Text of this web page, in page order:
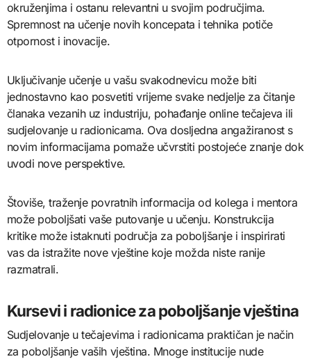
okruženjima i ostanu relevantni u svojim područjima.
Spremnost na učenje novih koncepata i tehnika potiče
otpornost i inovacije.
Uključivanje učenje u vašu svakodnevicu može biti
jednostavno kao posvetiti vrijeme svake nedjelje za čitanje
članaka vezanih uz industriju, pohađanje online tečajeva ili
sudjelovanje u radionicama. Ova dosljedna angažiranost s
novim informacijama pomaže učvrstiti postojeće znanje dok
uvodi nove perspektive.
Štoviše, traženje povratnih informacija od kolega i mentora
može poboljšati vaše putovanje u učenju. Konstrukcija
kritike može istaknuti područja za poboljšanje i inspirirati
vas da istražite nove vještine koje možda niste ranije
razmatrali.
Kursevi i radionice za poboljšanje vještina
Sudjelovanje u tečajevima i radionicama praktičan je način
za poboljšanje vaših vještina. Mnoge institucije nude